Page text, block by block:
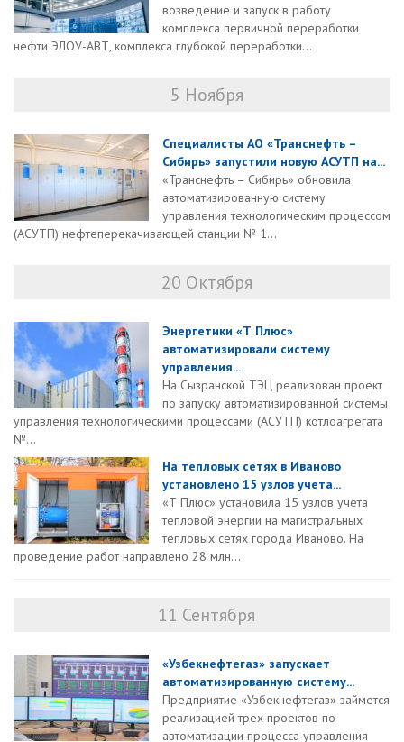
возведение и запуск в работу
комплекса первичной переработки
нефти ЭЛОУ-АВТ, комплекса глубокой переработки...
5 Ноября
Специалисты АО «Транснефть –
Сибирь» запустили новую АСУТП на...
«Транснефть – Сибирь» обновила
автоматизированную систему
управления технологическим процессом
(АСУТП) нефтеперекачивающей станции № 1...
20 Октября
Энергетики «Т Плюс»
автоматизировали систему
управления...
На Сызранской ТЭЦ реализован проект
по запуску автоматизированной системы
управления технологическими процессами (АСУТП) котлоагрегата
№...
На тепловых сетях в Иваново
установлено 15 узлов учета...
«Т Плюс» установила 15 узлов учета
тепловой энергии на магистральных
тепловых сетях города Иваново. На
проведение работ направлено 28 млн...
11 Сентября
«Узбекнефтегаз» запускает
автоматизированную систему...
Предприятие «Узбекнефтегаз» займется
реализацией трех проектов по
автоматизации процесса управления